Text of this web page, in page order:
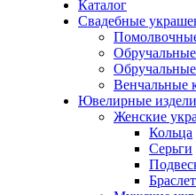
Каталог
Свадебные
Обручальные
Венчальные
Ювелирные
Женские
Кольца
Серьги